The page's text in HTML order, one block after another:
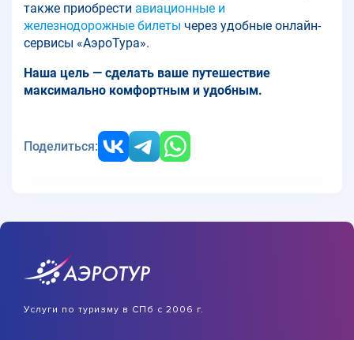
также приобрести авиационные и
железнодорожные билеты через удобные онлайн-
сервисы «АэроТура».
Наша цель — сделать ваше путешествие
максимально комфортным и удобным.
Поделиться:
Услуги по туризму в СПб с 2006 г.